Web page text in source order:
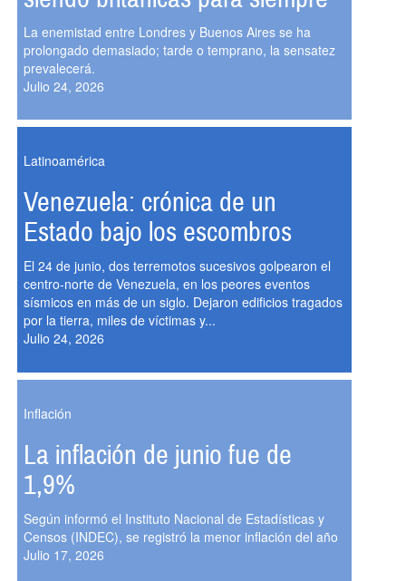
La enemistad entre Londres y Buenos Aires se ha
prolongado demasiado; tarde o temprano, la sensatez
prevalecerá.
Julio 24, 2026
Latinoamérica
Venezuela: crónica de un
Estado bajo los escombros
El 24 de junio, dos terremotos sucesivos golpearon el
centro-norte de Venezuela, en los peores eventos
sísmicos en más de un siglo. Dejaron edificios tragados
por la tierra, miles de víctimas y...
Julio 24, 2026
Inflación
La inflación de junio fue de
1,9%
Según informó el Instituto Nacional de Estadísticas y
Censos (INDEC), se registró la menor inflación del año
Julio 17, 2026